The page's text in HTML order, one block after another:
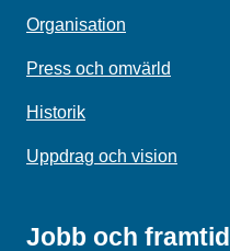
Organisation
Press och omvärld
Historik
Uppdrag och vision
Jobb och framtid